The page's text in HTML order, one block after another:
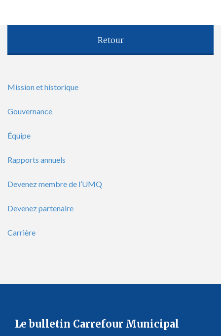
Retour
Mission et historique
Gouvernance
Équipe
Rapports annuels
Devenez membre de l’UMQ
Devenez partenaire
Carrière
Le bulletin Carrefour Municipal